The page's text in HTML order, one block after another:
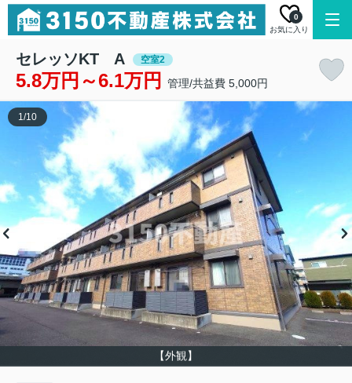
お気に入り
0
セレッソKT A 空室2
5.8万円～6.1万円 管理/共益費 5,000円
【外観】
1/10